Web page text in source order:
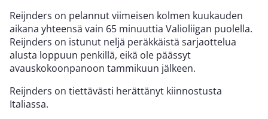
Reijnders on pelannut viimeisen kolmen kuukauden
aikana yhteensä vain 65 minuuttia Valioliigan puolella.
Reijnders on istunut neljä peräkkäistä sarjaottelua
alusta loppuun penkillä, eikä ole päässyt
avauskokoonpanoon tammikuun jälkeen.
Reijnders on tiettävästi herättänyt kiinnostusta
Italiassa.